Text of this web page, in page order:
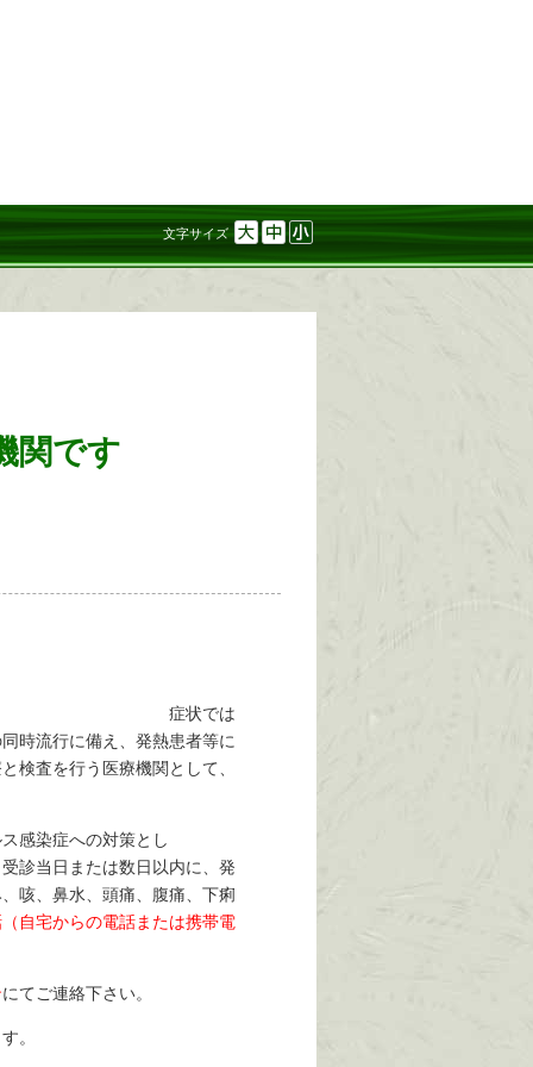
文字サイズ
関です
は
時流行に備え、発熱患者等に
検査を行う医療機関として、
感染症への対策とし
当日または数日以内に、発
咳、鼻水、頭痛、腹痛、下痢
自宅からの電話または携帯電
にてご連絡下さい。
。